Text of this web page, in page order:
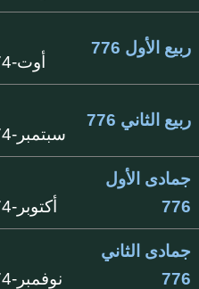
ربيع الأول 776
أوت-1374
ربيع الثاني 776
سبتمبر-1374
جمادى الأول
776
أكتوبر-1374
جمادى الثاني
776
نوفمبر-1374